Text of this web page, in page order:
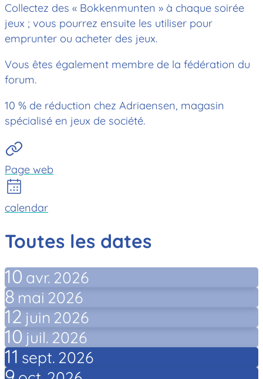
Collectez des « Bokkenmunten » à chaque soirée
jeux ; vous pourrez ensuite les utiliser pour
emprunter ou acheter des jeux.
Vous êtes également membre de la fédération du
forum.
10 % de réduction chez Adriaensen, magasin
spécialisé en jeux de société.
Page web
calendar
Toutes les dates
10 avr. 2026
8 mai 2026
12 juin 2026
10 juil. 2026
11 sept. 2026